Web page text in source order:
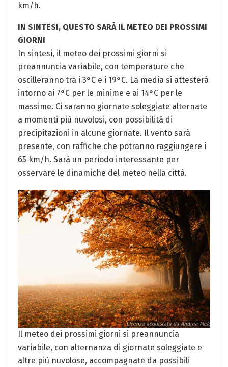
km/h.
IN SINTESI, QUESTO SARÀ IL METEO DEI PROSSIMI
GIORNI
In sintesi, ​il meteo dei prossimi giorni si
preannuncia variabile, con ​temperature‌ che
oscilleranno tra i 3°C e ​i 19°C. La​ media si attesterà
intorno ai 7°C per le minime e ai 14°C per le⁢
massime. Ci saranno giornate soleggiate alternate
a ⁣momenti più nuvolosi, con ⁤possibilità di
precipitazioni in alcune giornate. Il vento sarà
presente, con​ raffiche che potranno raggiungere ⁤i
65 km/h. Sarà un periodo interessante per
osservare le dinamiche⁤ del meteo nella città.
Il meteo‌ dei prossimi‍ giorni si preannuncia‍
variabile, con alternanza⁢ di giornate soleggiate e
altre più ⁣nuvolose, accompagnate da possibili